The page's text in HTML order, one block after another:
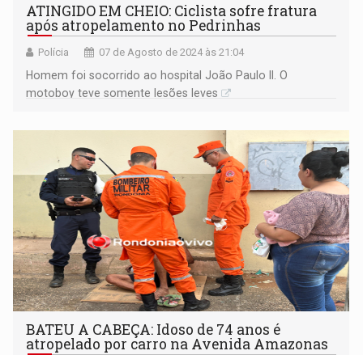
ATINGIDO EM CHEIO: Ciclista sofre fratura
após atropelamento no Pedrinhas
Polícia 07 de Agosto de 2024 às 21:04
Homem foi socorrido ao hospital João Paulo II. O
motoboy teve somente lesões leves
BATEU A CABEÇA: Idoso de 74 anos é
atropelado por carro na Avenida Amazonas